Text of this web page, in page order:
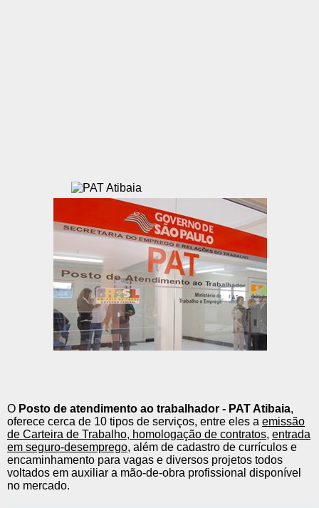
O Posto de atendimento ao trabalhador - PAT Atibaia,
oferece cerca de 10 tipos de serviços, entre eles a emissão
de Carteira de Trabalho, homologação de contratos, entrada
em seguro-desemprego, além de cadastro de currículos e
encaminhamento para vagas e diversos projetos todos
voltados em auxiliar a mão-de-obra profissional disponível
no mercado.